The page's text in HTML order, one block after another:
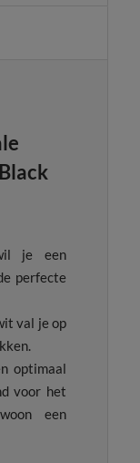
je een
perfecte
val je op
optimaal
voor het
een